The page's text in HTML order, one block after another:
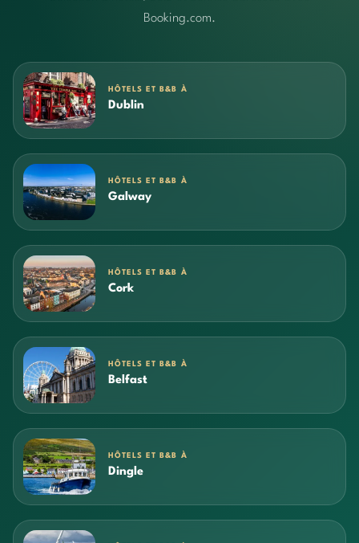
Booking.com.
HÔTELS ET B&B À
Dublin
HÔTELS ET B&B À
Galway
HÔTELS ET B&B À
Cork
HÔTELS ET B&B À
Belfast
HÔTELS ET B&B À
Dingle